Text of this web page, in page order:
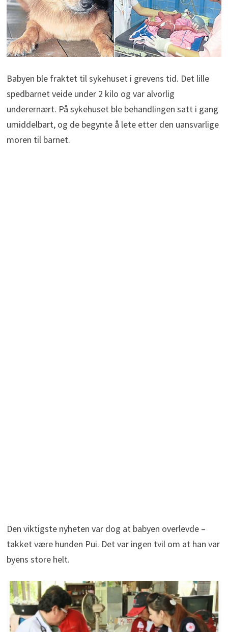
Babyen ble fraktet til sykehuset i grevens tid. Det lille
spedbarnet veide under 2 kilo og var alvorlig
underernært. På sykehuset ble behandlingen satt i gang
umiddelbart, og de begynte å lete etter den uansvarlige
moren til barnet.
Den viktigste nyheten var dog at babyen overlevde –
takket være hunden Pui. Det var ingen tvil om at han var
byens store helt.